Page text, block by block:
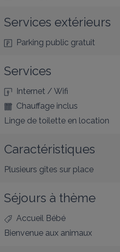
Services extérieurs
Parking public gratuit
Services
Internet / Wifi
Chauffage inclus
Linge de toilette en location
Caractéristiques
Plusieurs gîtes sur place
Séjours à thème
Accueil Bébé
Bienvenue aux animaux